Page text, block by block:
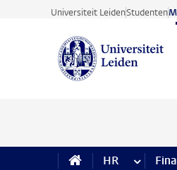
Ga direct naar de inhoud
Universiteit LeidenStudenten
HR meer HR